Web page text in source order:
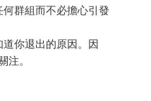
群組而不必擔心引發
你退出的原因。因
注。